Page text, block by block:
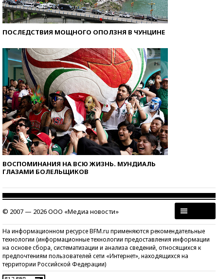
ПОСЛЕДСТВИЯ МОЩНОГО ОПОЛЗНЯ В ЧУНЦИНЕ
ВОСПОМИНАНИЯ НА ВСЮ ЖИЗНЬ. МУНДИАЛЬ
ГЛАЗАМИ БОЛЕЛЬЩИКОВ
© 2007 — 2026 ООО «Медиа новости»
На информационном ресурсе BFM.ru применяются рекомендательные
технологии (информационные технологии предоставления информации
на основе сбора, систематизации и анализа сведений, относящихся к
предпочтениям пользователей сети «Интернет», находящихся на
территории Российской Федерации)